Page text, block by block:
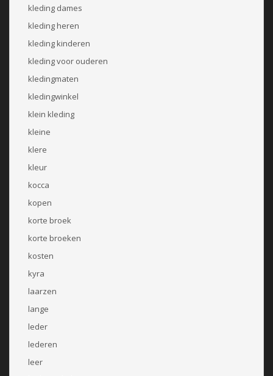
kleding dames
kleding heren
kleding kinderen
kleding voor ouderen
kledingmaten
kledingwinkel
klein kleding
kleine
klere
kleur
kocca
kopen
korte broek
korte broeken
kosten
kyra
laarzen
lange
leder
lederen
leer